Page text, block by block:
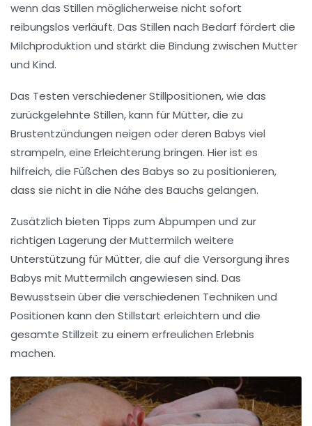
wenn das Stillen möglicherweise nicht sofort
reibungslos verläuft. Das Stillen nach Bedarf fördert die
Milchproduktion und stärkt die Bindung zwischen Mutter
und Kind.
Das Testen verschiedener Stillpositionen, wie das
zurückgelehnte Stillen, kann für Mütter, die zu
Brustentzündungen neigen oder deren Babys viel
strampeln, eine Erleichterung bringen. Hier ist es
hilfreich, die Füßchen des Babys so zu positionieren,
dass sie nicht in die Nähe des Bauchs gelangen.
Zusätzlich bieten Tipps zum Abpumpen und zur
richtigen Lagerung der Muttermilch weitere
Unterstützung für Mütter, die auf die Versorgung ihres
Babys mit Muttermilch angewiesen sind. Das
Bewusstsein über die verschiedenen Techniken und
Positionen kann den Stillstart erleichtern und die
gesamte Stillzeit zu einem erfreulichen Erlebnis
machen.